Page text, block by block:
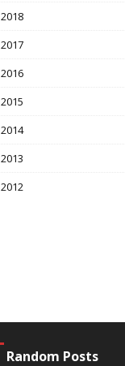
2018
2017
2016
2015
2014
2013
2012
Random Posts